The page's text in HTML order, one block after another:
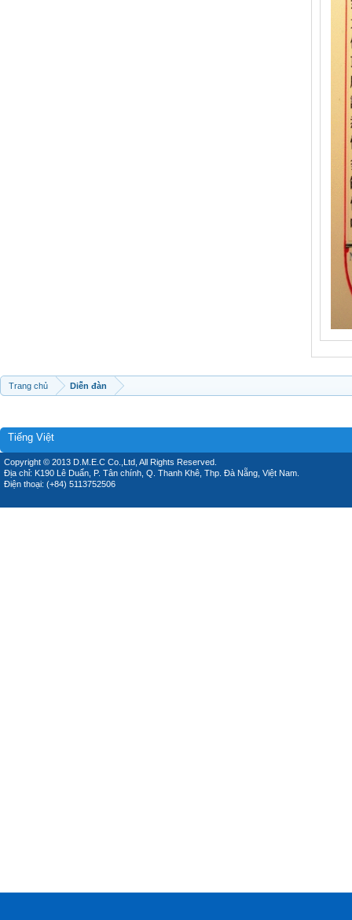
Trang chủ Diễn đàn
Tiếng Việt
Copyright © 2013 D.M.E.C Co.,Ltd, All Rights Reserved.
Địa chỉ: K190 Lê Duẩn, P. Tân chính, Q. Thanh Khê, Thp. Đà Nẵng, Việt Nam.
Điện thoại: (+84) 5113752506